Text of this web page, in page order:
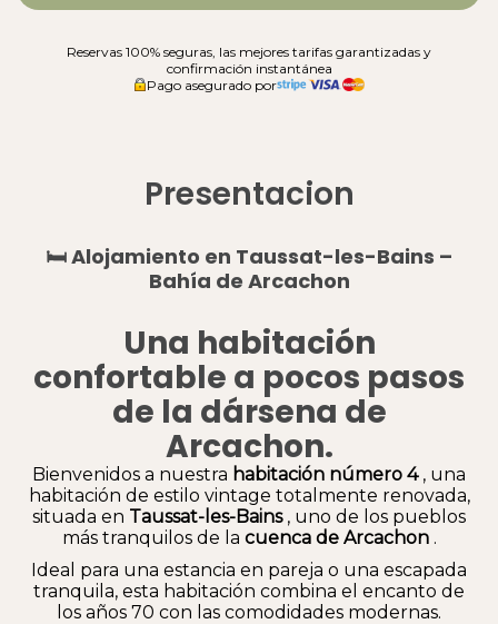
Reservas 100% seguras, las mejores tarifas garantizadas y
confirmación instantánea
Pago asegurado por
Presentacion
🛏️Alojamiento en Taussat-les-Bains –
Bahía de Arcachon
Una habitación
confortable a pocos pasos
de la dársena de
Arcachon.
Bienvenidos a nuestra habitación número 4, una
habitación de estilo vintage totalmente renovada,
situada en Taussat-les-Bains, uno de los pueblos
más tranquilos de la cuenca de Arcachon.
Ideal para una estancia en pareja o una escapada
tranquila, esta habitación combina el encanto de
los años 70 con las comodidades modernas.